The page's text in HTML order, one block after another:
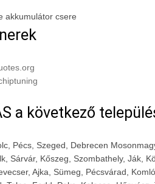
akkumulátor csere
a következő
Pécs, Szeged, Debrecen
Sárvár, Kőszeg, Szombathely, Ják,
Ajka, Sümeg, Pécsvárad,